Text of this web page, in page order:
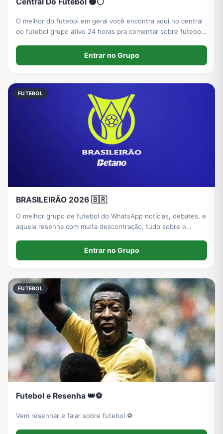
O melhor do futebol em geral você encontra aqui no central
do futebol grupo ativo 24 horas pra comentar sobre futebol
Entrar no Grupo
FUTEBOL
BRASILEIRÃO 2026 🇧🇷
O melhor grupo de futebol do WhatsApp notícias, debates, e
aquela resenha com muita descontração, tudo sobre o
Entrar no Grupo
FUTEBOL
Futebol e Resenha 👑⚽
Vem resenhar e falar sobre futebol ⚽